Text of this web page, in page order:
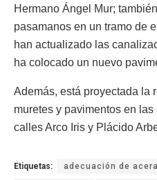
Hermano Ángel Mur;
pasamanos en un tramo de
han actualizado las
ha colocado un nuevo
Además, está proyectada la
muretes y pavimentos en
calles Arco Iris y Plácido
Etiquetas: adecuación de